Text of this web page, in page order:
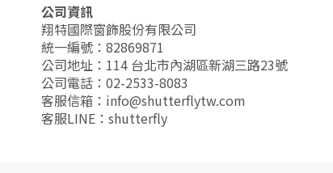
公司資訊
翔特國際窗飾股份有限公司
統一編號：82869871
公司地址：114 台北市內湖區新湖三路23號
公司電話：02-2533-8083
客服信箱：info@shutterflytw.com
客服LINE：shutterfly